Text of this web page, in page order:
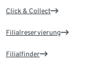
Click & Collect
Filialreservierung
Filialfinder